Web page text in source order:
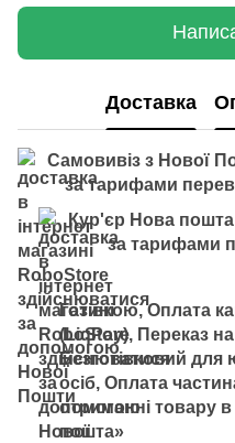
Доставка
Самовивіз
за тарифами
Кур'єр
за тарифами
Готівкою, Оплата
(LiqPay), Переказ
Безготівковий для
осіб, Оплата
отриманні товару
пошта»